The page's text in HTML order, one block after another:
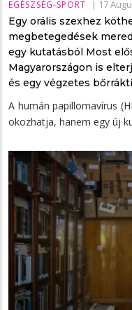
EGÉSZSÉG-SPORT | 17
Egy orális szexhez
megbetegedések
egy kutatásból Most
Magyarországon is
és egy végzetes
A humán papillomavírus
okozhatja, hanem egy új